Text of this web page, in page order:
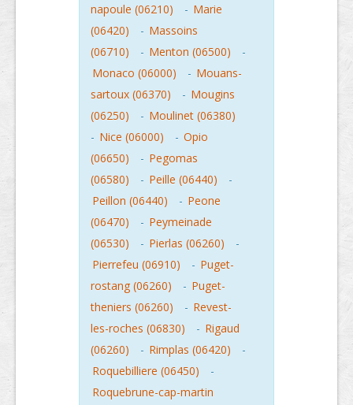
napoule (06210)
- Marie
(06420)
- Massoins
(06710)
- Menton (06500)
-
Monaco (06000)
- Mouans-
sartoux (06370)
- Mougins
(06250)
- Moulinet (06380)
- Nice (06000) - Opio
(06650)
- Pegomas
(06580)
- Peille (06440)
-
Peillon (06440)
- Peone
(06470)
- Peymeinade
(06530)
- Pierlas (06260)
-
Pierrefeu (06910)
- Puget-
rostang (06260)
- Puget-
theniers (06260)
- Revest-
les-roches (06830)
- Rigaud
(06260)
- Rimplas (06420)
-
Roquebilliere (06450)
-
Roquebrune-cap-martin